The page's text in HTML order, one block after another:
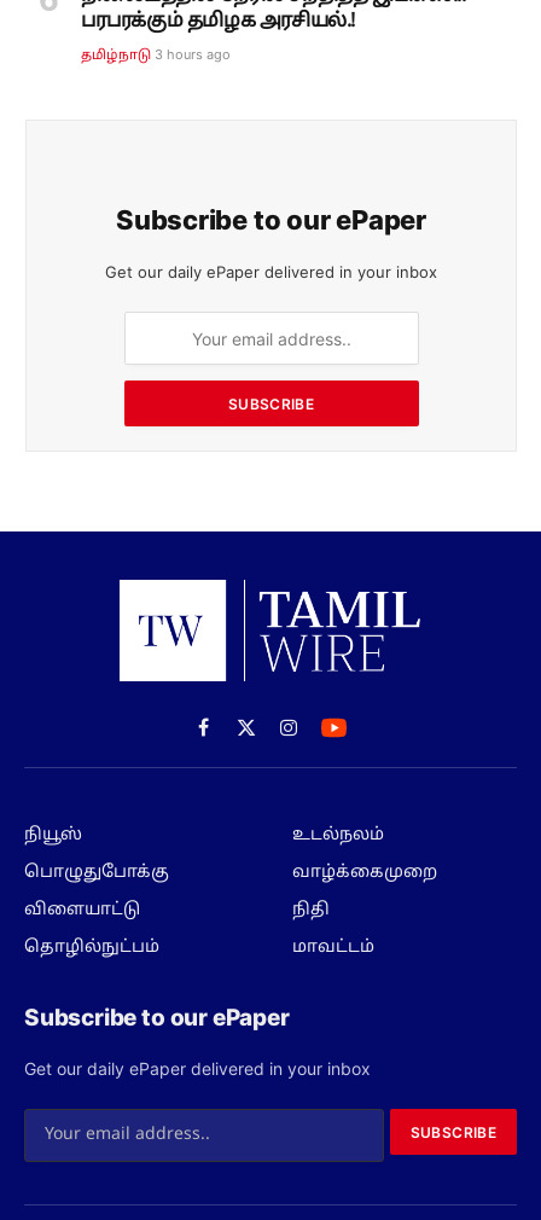
பரபரக்கும் தமிழக அரசியல்.!
தமிழ்நாடு 3 hours ago
Subscribe to our ePaper
Get our daily ePaper delivered in your inbox
SUBSCRIBE
Facebook
X
(Twitter)
Instagram
நியூஸ்
பொழுதுபோக்கு
விளையாட்டு
தொழில்நுட்பம்
உடல்நலம்
வாழ்க்கைமுறை
நிதி
மாவட்டம்
Subscribe to our ePaper
Get our daily ePaper delivered in your inbox
SUBSCRIBE